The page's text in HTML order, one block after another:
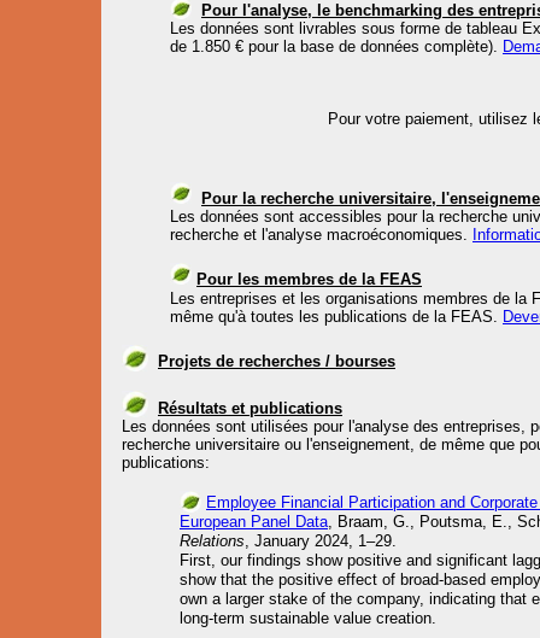
Pour l'analyse, le benchmarking des
Les données sont livrables sous forme de tableau
de 1.850 € pour la base de données complète).
Pour votre paiement,
Pour la recherche universitaire,
Les données sont accessibles pour la recherche
recherche et l'analyse macroéconomiques.
Pour les membres de la FEAS
Les entreprises et les organisations membres de la
même qu'à toutes les publications de la FEAS.
Projets de recherches / bourses
Résultats et publications
Les données sont utilisées pour l'analyse des entreprises,
recherche universitaire ou l'enseignement, de même que
publications:
Employee Financial Participation and
European Panel Data, Braam, G., Poutsma, E.,
Relations, January 2024, 1–29.
First, our findings show positive and significant
show that the positive effect of broad-based
own a larger stake of the company, indicating that
long-term sustainable value creation.